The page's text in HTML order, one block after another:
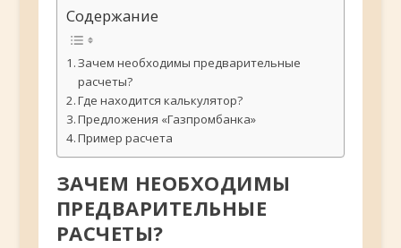
Содержание
Зачем необходимы предварительные
расчеты?
Где находится калькулятор?
Предложения «Газпромбанка»
Пример расчета
ЗАЧЕМ НЕОБХОДИМЫ
ПРЕДВАРИТЕЛЬНЫЕ
РАСЧЕТЫ?